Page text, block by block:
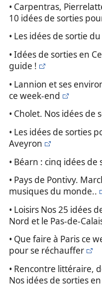
• Carpentras,
10 idées de sorties
• Les idées de sortie
• Idées de sorties en
guide !
• Lannion et ses
ce week-end
• Cholet. Nos idées de
• Les idées de sorties
Aveyron
• Béarn : cinq idées
• Pays de Pontivy.
musiques du monde..
• Loisirs Nos 25 idées
Nord et le Pas-de-
• Que faire à Paris ce
pour se réchauffer
• Rencontre littéraire,
Nos idées de sorties